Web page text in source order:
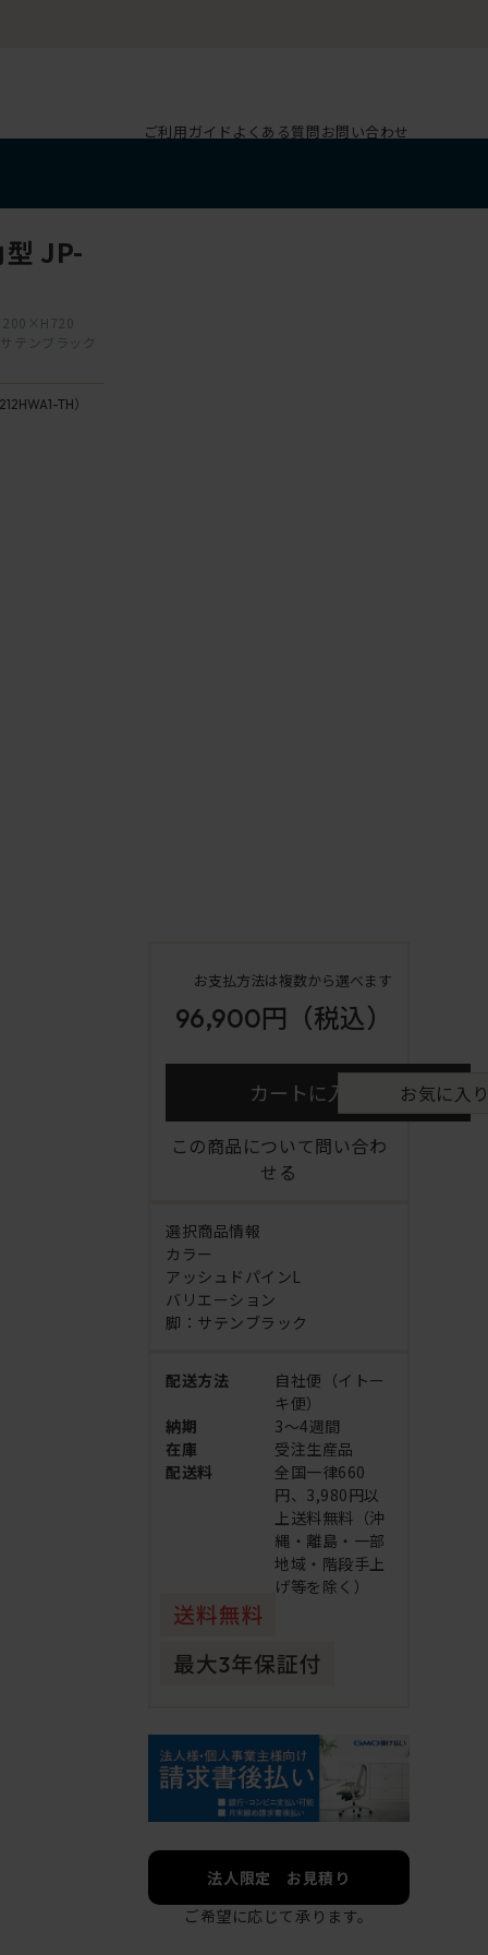
ご利用ガイド よくある質問お問い合わせ
JP-
テンブラック
TH）
お支払方法は複数から選べます
96,900円 （税込）
カートに入れる お気に入
この商品について問い合わ
せる
選択商品情報
カラー
アッシュドパインL
バリエーション
脚：サテンブラック
配送方法
自社便（イトー
キ便）
納期
3～4週間
在庫
受注生産品
配送料
全国一律660
円、3,980円以
上送料無料（沖
縄・離島・一部
地域・階段手上
げ等を除く）
法人限定 お見積り
ご希望に応じて承ります。